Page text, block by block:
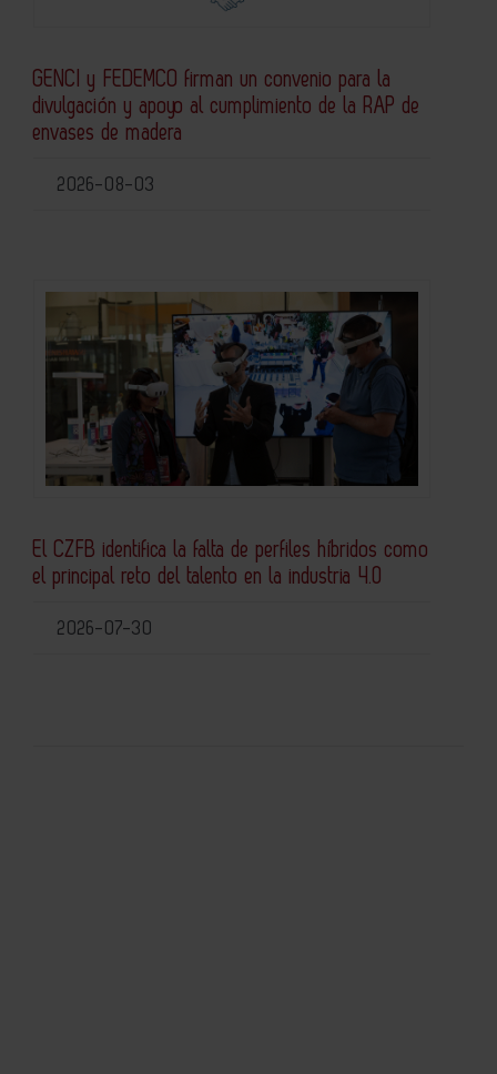
GENCI y FEDEMCO firman un convenio para la
divulgación y apoyo al cumplimiento de la RAP de
envases de madera
2026-08-03
El CZFB identifica la falta de perfiles híbridos como
el principal reto del talento en la industria 4.0
2026-07-30